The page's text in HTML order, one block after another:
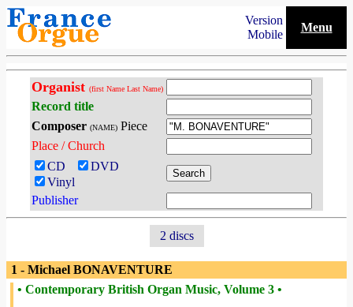
Version
Mobile
Menu
Organist (first Name Last Name)
Record title
Composer (NAME) Piece
Place / Church
CD
DVD
Vinyl
Publisher
2 discs
1 - Michael BONAVENTURE
• Contemporary British Organ Music, Volume 3 •